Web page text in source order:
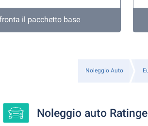
il pacchetto base
Noleggio Auto
Noleggio auto